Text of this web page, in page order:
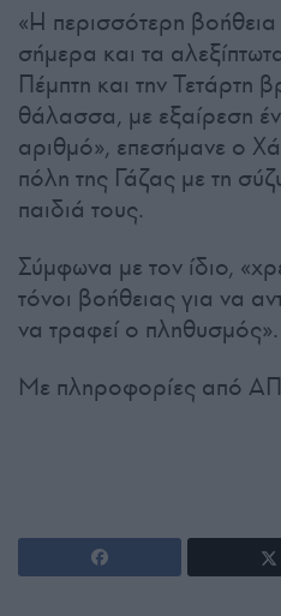
«Η περισσότερη
σήμερα και τα
Πέμπτη και την Τετάρτη
θάλασσα, με εξαίρεση
αριθμό», επεσήμανε ο
πόλη της Γάζας με τη
παιδιά τους.
Σύμφωνα με τον ίδιο,
τόνοι βοήθειας για να
να τραφεί ο πληθυσμός».
Με πληροφορίες από